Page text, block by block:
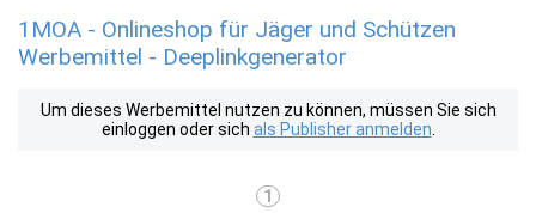
1MOA - Onlineshop für Jäger und Schützen
Werbemittel - Deeplinkgenerator
Um dieses Werbemittel nutzen zu können, müssen Sie sich
einloggen oder sich als Publisher anmelden
1